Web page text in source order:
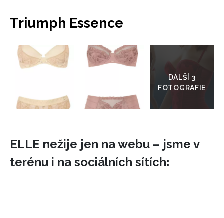
REDAKCE
Triumph Essence
do
galerie
ELLE nežije jen na webu – jsme v
terénu i na sociálních sítích: